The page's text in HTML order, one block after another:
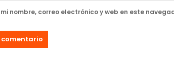
nombre, correo electrónico y web en este